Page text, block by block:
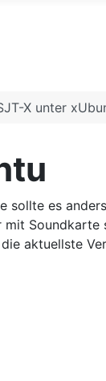
X unter
es
aktuellste